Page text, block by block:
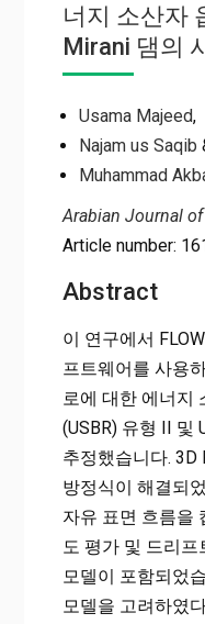
너지 소산자
Mirani 댐의
Usama Majeed,
Najam us Saqib
Muhammad
Arabian Journal
Article number:
Abstract
이 연구에서
프트웨어를 사용
로에 대한 에너지
(USBR) 유형 II 및
추정했습니다.
방정식이 해결되
자유 표면 흐름을
도 평가 및 드리
모델이 포함되었
모델을 고려하였